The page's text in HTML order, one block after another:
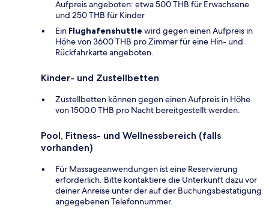
Aufpreis angeboten: etwa 500 THB für Erwachsene
und 250 THB für Kinder
Ein Flughafenshuttle wird gegen einen Aufpreis in
Höhe von 3600 THB pro Zimmer für eine Hin- und
Rückfahrkarte angeboten.
Kinder- und Zustellbetten
Zustellbetten können gegen einen Aufpreis in Höhe
von 1500.0 THB pro Nacht bereitgestellt werden.
Pool, Fitness- und Wellnessbereich (falls
vorhanden)
Für Massageanwendungen ist eine Reservierung
erforderlich. Bitte kontaktiere die Unterkunft dazu vor
deiner Anreise unter der auf der Buchungsbestätigung
angegebenen Telefonnummer.